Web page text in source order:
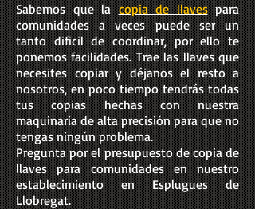
Sabemos que lacopia de llavespara
comunidades a veces puede ser un
tanto dificil de coordinar, por ello te
ponemos facilidades. Trae las llaves que
necesites copiar y déjanos el resto a
nosotros, en poco tiempo tendrás todas
tus copias hechas con nuestra
maquinaria de alta precisión para que no
tengas ningún problema.
Pregunta por el presupuesto de copia de
llaves para comunidades en nuestro
establecimiento en Esplugues de
Llobregat.